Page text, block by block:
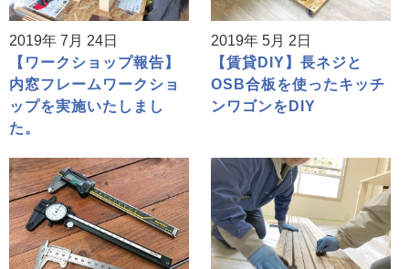
2019年 7月 24日
【ワークショップ報告】
内窓フレームワークショ
ップを実施いたしまし
た。
2019年 5月 2日
【賃貸DIY】長ネジと
OSB合板を使ったキッチ
ンワゴンをDIY